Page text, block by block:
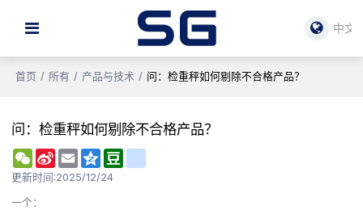
中文
首页 / 所有 / 产品与技术 / 问：检重秤如何剔除不合格产品？
问：检重秤如何剔除不合格产品？
WeChat
Sina
Weibo
Email Qzone
更新时间:2025/12/24
一个：